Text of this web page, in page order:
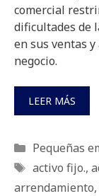
comercial
dificultades de
en sus ventas
negocio.
LEER MÁS
Categorías
Pequeñas
Etiquetas
activo fijo.,
arrendamiento,